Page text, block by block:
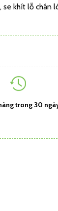
se khít lỗ chân
trong 30